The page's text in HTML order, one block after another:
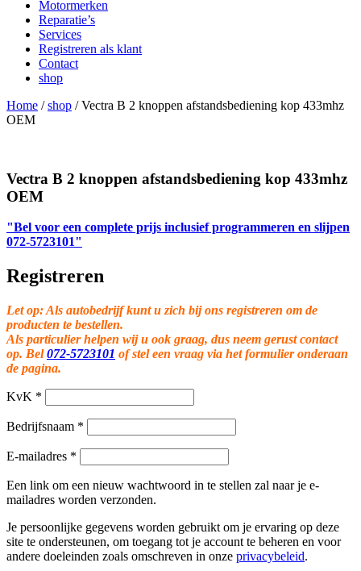
Motormerken
Reparatie’s
Services
Registreren als klant
Contact
shop
Home /shop /Vectra B 2 knoppen afstandsbediening kop 433mhz
OEM
Vectra B 2 knoppen afstandsbediening kop 433mhz
OEM
"Bel voor een complete prijs inclusief programmeren en slijpen
072-5723101"
Registreren
Let op: Als autobedrijf kunt u zich bij ons registreren om de
producten te bestellen.
Als particulier helpen wij u ook graag, dus neem gerust contact
op. Bel072-5723101 of stel een vraag via het formulier onderaan
de pagina.
KvK *
Bedrijfsnaam *
E-mailadres *
Een link om een nieuw wachtwoord in te stellen zal naar je e-
mailadres worden verzonden.
Je persoonlijke gegevens worden gebruikt om je ervaring op deze
site te ondersteunen, om toegang tot je account te beheren en voor
andere doeleinden zoals omschreven in onze privacybeleid.